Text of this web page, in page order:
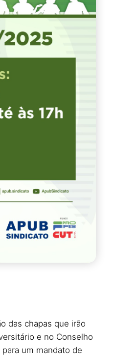
das chapas que irão
e no Conselho
um mandato de